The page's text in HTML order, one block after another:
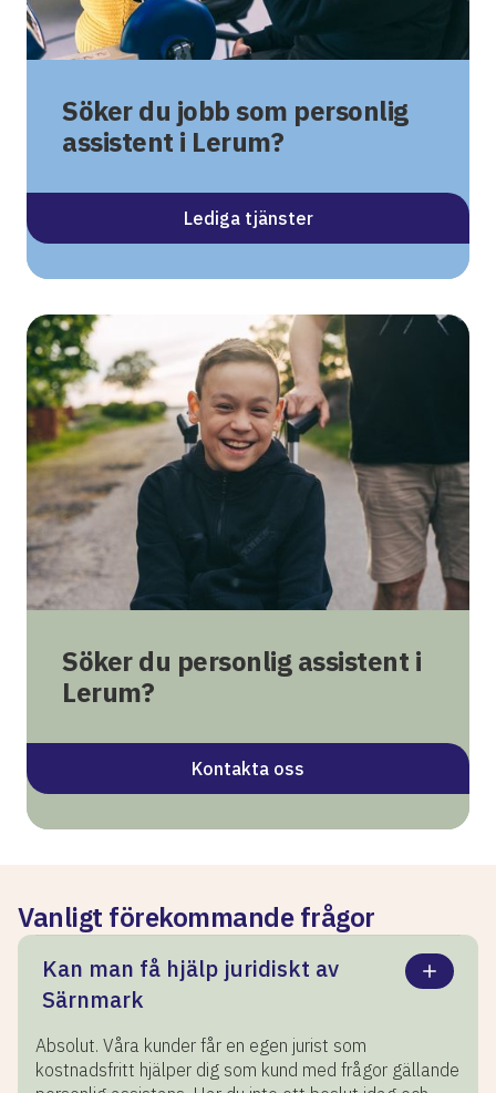
Söker du jobb som personlig
assistent i Lerum?
Lediga tjänster
Söker du personlig assistent i
Lerum?
Kontakta oss
Vanligt förekommande frågor
Kan man få hjälp juridiskt av
Särnmark
Absolut. Våra kunder får en egen jurist som
kostnadsfritt hjälper dig som kund med frågor gällande